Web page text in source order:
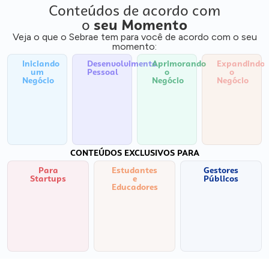
Conteúdos de acordo com
o seu Momento
Veja o que o Sebrae tem para você de acordo com o seu
momento:
Iniciando
um
Negócio
Desenvolvimento
Pessoal
Aprimorando
o
Negócio
Expandindo
o
Negócio
CONTEÚDOS EXCLUSIVOS PARA
Para
Startups
Estudantes
e
Educadores
Gestores
Públicos